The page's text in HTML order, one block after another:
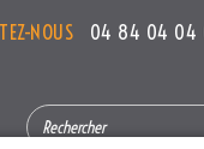
NOUS 04 84 04 04
SEARCH
FOR: